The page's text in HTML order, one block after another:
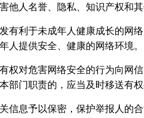
他人名誉、隐私、知识产权和其
利于未成年人健康成长的网
人提供安全、健康的网络环境。
对危害网络安全的行为向网
部门职责的，应当及时移送有权
信息予以保密，保护举报人的合